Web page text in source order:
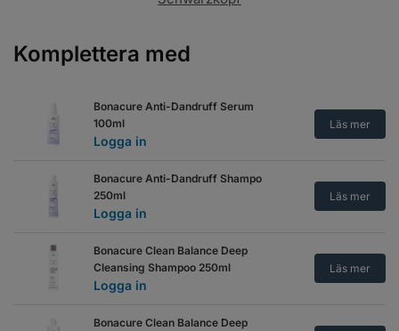
Komplettera med
Bonacure Anti-Dandruff Serum
100ml
Logga in
Läs mer
Bonacure Anti-Dandruff Shampo
250ml
Logga in
Läs mer
Bonacure Clean Balance Deep
Cleansing Shampoo 250ml
Logga in
Läs mer
Bonacure Clean Balance Deep